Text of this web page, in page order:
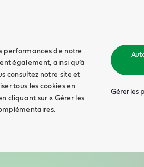
performances de notre
également, ainsi qu’à
consultez notre site et
tous les cookies en
cliquant sur « Gérer les
Gérer les